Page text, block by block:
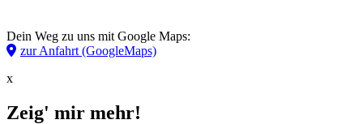
Dein Weg zu uns mit Google Maps:
zur Anfahrt (GoogleMaps)
x
Zeig' mir mehr!